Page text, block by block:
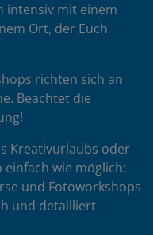
intensiv mit einem
Ort, der Euch
richten sich an
Beachtet die
Kreativurlaubs oder
wie möglich:
und Fotoworkshops
und detailliert